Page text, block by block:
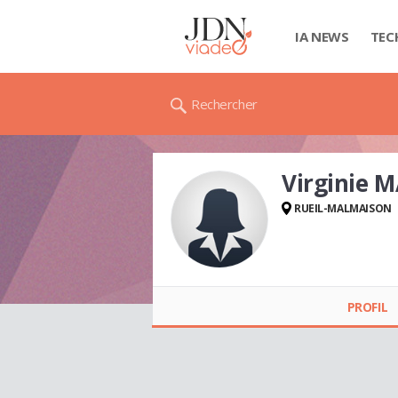
IA NEWS
Rechercher
Virginie
RUEIL-MALMAISON
PROFIL